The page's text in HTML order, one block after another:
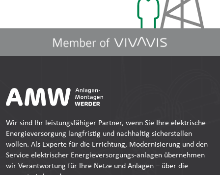
Wir sind Ihr leistungsfähiger Partner, wenn Sie Ihre elektrische
Energieversorgung langfristig und nachhaltig sicherstellen
wollen. Als Experte für die Errichtung, Modernisierung und den
Service elektrischer Energieversorgungs-anlagen übernehmen
wir Verantwortung für Ihre Netze und Anlagen – über die